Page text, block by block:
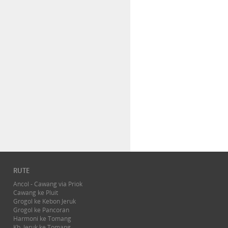
RUTE
Ancol - Cawang via Priok
Cawang ke Pluit
Grogol ke Kebon Jeruk
Grogol ke Pancoran
Harmoni ke Tomang